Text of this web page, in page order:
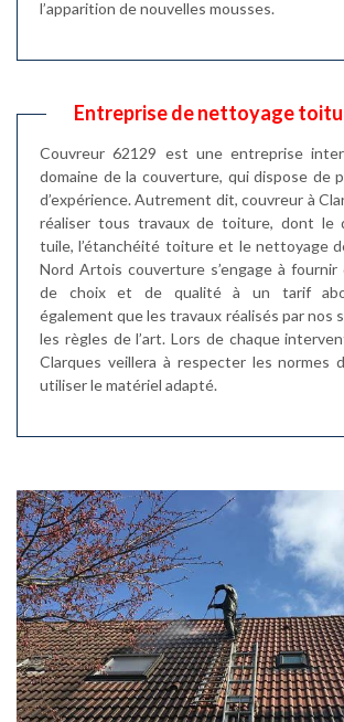
l’apparition de nouvelles mousses.
Entreprise de nettoyage
Couvreur 62129 est une entreprise
domaine de la couverture, qui dispose de
d’expérience. Autrement dit, couvreur à
réaliser tous travaux de toiture, dont le
tuile, l’étanchéité toiture et le nettoyage
Nord Artois couverture s’engage à
de choix et de qualité à un tarif
également que les travaux réalisés par nos
les règles de l’art. Lors de chaque
Clarques veillera à respecter les normes
utiliser le matériel adapté.